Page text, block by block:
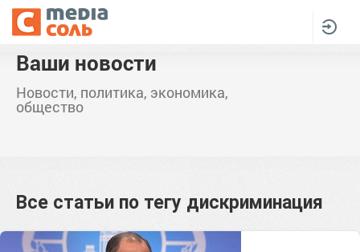
Ваши новости
Новости, политика, экономика,
общество
Все статьи по тегу дискриминация